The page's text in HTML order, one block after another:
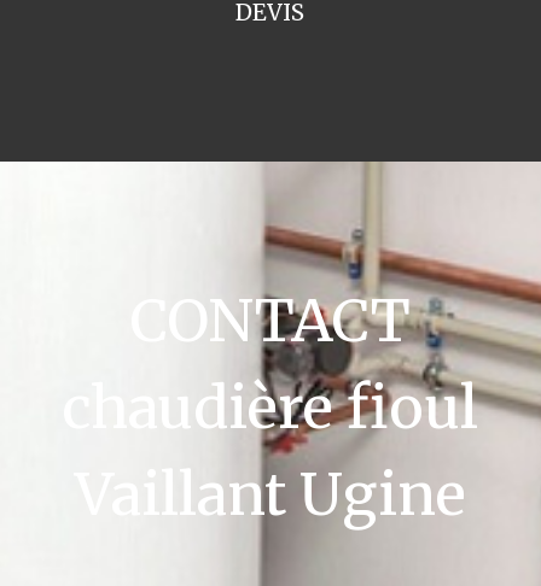
DEVIS
CONTACT
chaudière fioul
Vaillant Ugine